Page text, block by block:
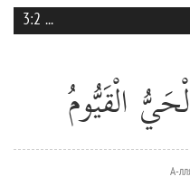
3:2 ...
الْقَيُّومُ
А-